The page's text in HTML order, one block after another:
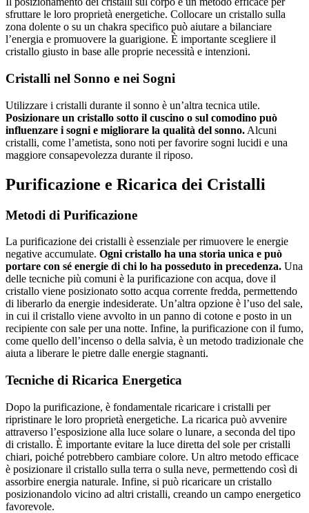
sfruttare le loro proprietà energetiche. Collocare un cristallo sulla
zona dolente o su un chakra specifico può aiutare a bilanciare
l’energia e promuovere la guarigione. È importante scegliere il
cristallo giusto in base alle proprie necessità e intenzioni.
Cristalli nel Sonno e nei Sogni
Utilizzare i cristalli durante il sonno è un’altra tecnica utile.
Posizionare un cristallo sotto il cuscino o sul comodino può
influenzare i sogni e migliorare la qualità del sonno. Alcuni
cristalli, come l’ametista, sono noti per favorire sogni lucidi e una
maggiore consapevolezza durante il riposo.
Purificazione e Ricarica dei Cristalli
Metodi di Purificazione
La purificazione dei cristalli è essenziale per rimuovere le energie
negative accumulate. Ogni cristallo ha una storia unica e può
portare con sé energie di chi lo ha posseduto in precedenza. Una
delle tecniche più comuni è la purificazione con acqua, dove il
cristallo viene posizionato sotto acqua corrente fredda, permettendo
di liberarlo da energie indesiderate. Un’altra opzione è l’uso del sale,
in cui il cristallo viene avvolto in un panno di cotone e posto in un
recipiente con sale per una notte. Infine, la purificazione con il fumo,
come quello dell’incenso o della salvia, è un metodo tradizionale che
aiuta a liberare le pietre dalle energie stagnanti.
Tecniche di Ricarica Energetica
Dopo la purificazione, è fondamentale ricaricare i cristalli per
ripristinare le loro proprietà energetiche. La ricarica può avvenire
attraverso l’esposizione alla luce solare o lunare, a seconda del tipo
di cristallo. È importante evitare la luce diretta del sole per cristalli
chiari, poiché potrebbero cambiare colore. Un altro metodo efficace
è posizionare il cristallo sulla terra o sulla neve, permettendo così di
assorbire energia naturale. Infine, si può ricaricare un cristallo
posizionandolo vicino ad altri cristalli, creando un campo energetico
favorevole.